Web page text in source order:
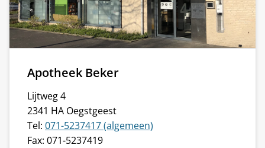
Apotheek Beker
Lijtweg 4
2341 HA Oegstgeest
Tel: 071-5237417 (algemeen)
Fax: 071-5237419